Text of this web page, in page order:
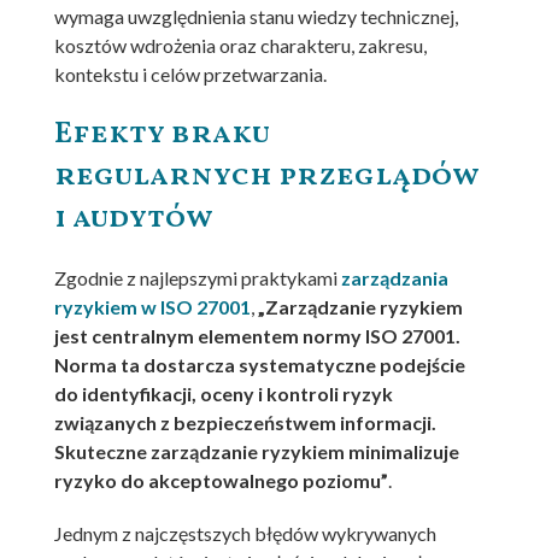
wymaga uwzględnienia stanu wiedzy technicznej,
kosztów wdrożenia oraz charakteru, zakresu,
kontekstu i celów przetwarzania.
Efekty braku
regularnych przeglądów
i audytów
Zgodnie z najlepszymi praktykami zarządzania
ryzykiem w ISO 27001,„Zarządzanie ryzykiem
jest centralnym elementem normy ISO 27001.
Norma ta dostarcza systematyczne podejście
do identyfikacji, oceny i kontroli ryzyk
związanych z bezpieczeństwem informacji.
Skuteczne zarządzanie ryzykiem minimalizuje
ryzyko do akceptowalnego poziomu”.
Jednym z najczęstszych błędów wykrywanych